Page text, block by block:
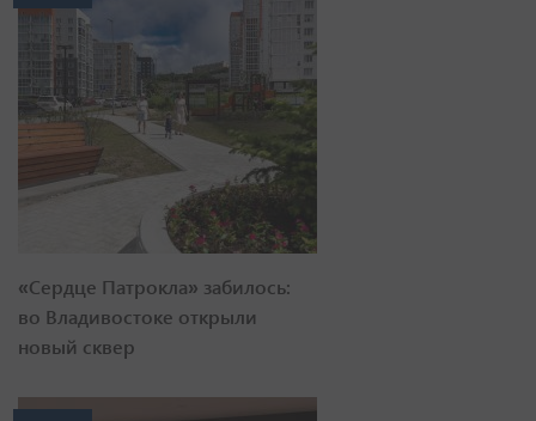
«Сердце Патрокла» забилось:
во Владивостоке открыли
новый сквер